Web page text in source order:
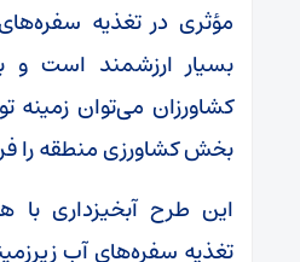
مؤثری در تغذیه
بسیار ارزشمند است و
کشاورزان می‌توان زمینه
بخش کشاورزی منطقه را
این طرح آبخیزداری با
تغذیه سفره‌های آب